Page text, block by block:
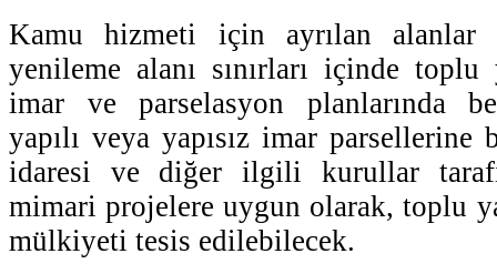
Kamu hizmeti için ayrılan alanlar
yenileme alanı sınırları içinde toplu
imar ve parselasyon planlarında
yapılı veya yapısız imar
idaresi ve diğer ilgili kurullar
mimari projelere uygun olarak, toplu
mülkiyeti tesis edilebilecek.